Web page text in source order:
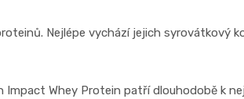
Nejlépe vychází jejich syrovátkový
Impact Whey Protein patří dlouhodobě k